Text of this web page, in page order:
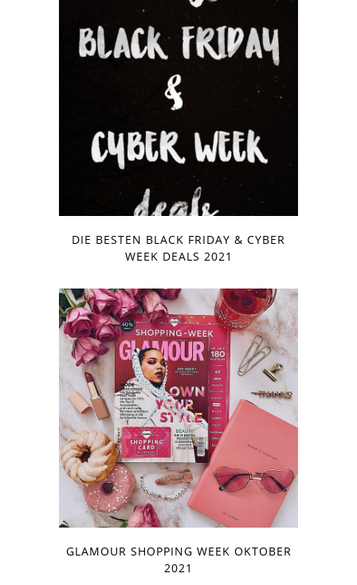
DIE BESTEN BLACK FRIDAY & CYBER
WEEK DEALS 2021
GLAMOUR SHOPPING WEEK OKTOBER
2021